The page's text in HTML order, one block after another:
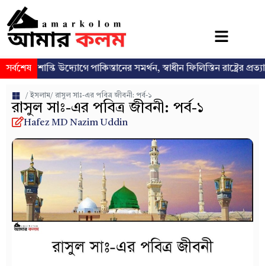
সর্বশেষউদ্যোগে পাকিস্তানের সমর্থন, স্বাধীন ফিলিস্তিন রাষ্ট্রের প্রত্যাশা পুনর্ব্যক্ত
/ইসলাম/ রাসুল সাঃ-এর পবিত্র জীবনী: পর্ব-১
রাসুল সাঃ-এর পবিত্র জীবনী: পর্ব-১
Hafez MD Nazim Uddin